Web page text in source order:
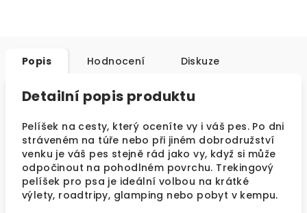
Popis Hodnocení Diskuze
Detailní popis produktu
Pelíšek na cesty, který oceníte vy i váš pes. Po dni
stráveném na túře nebo při jiném dobrodružství
venku je váš pes stejně rád jako vy, když si může
odpočinout na pohodlném povrchu. Trekingový
pelíšek pro psa je ideální volbou na krátké
výlety, roadtripy, glamping nebo pobyt v kempu.